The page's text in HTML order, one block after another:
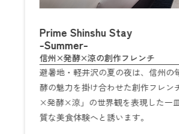
Prime Shinshu Stay
-Summer-
信州×発酵×涼の創作フレンチ
避暑地・軽井沢の夏の夜は、信州の
酵の魅力を掛け合わせた創作フレン
×発酵×涼」の世界観を表現した一
質な美食体験へと誘います。